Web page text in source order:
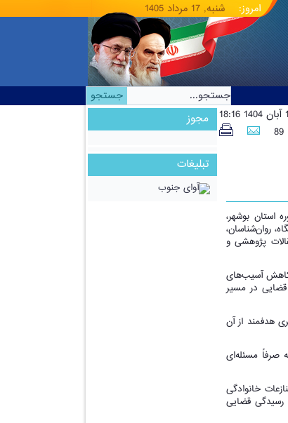
امروز: شنبه, 17 مرداد 1405
استان بوشهر،
روان‌شناسان،
پژوهشی و
کاهش آسیب‌های
قضایی در مسیر
هدفمند از آن
صرفاً مسئله‌ای
خانوادگی
رسیدگی قضایی
مجوز
تبلیغات